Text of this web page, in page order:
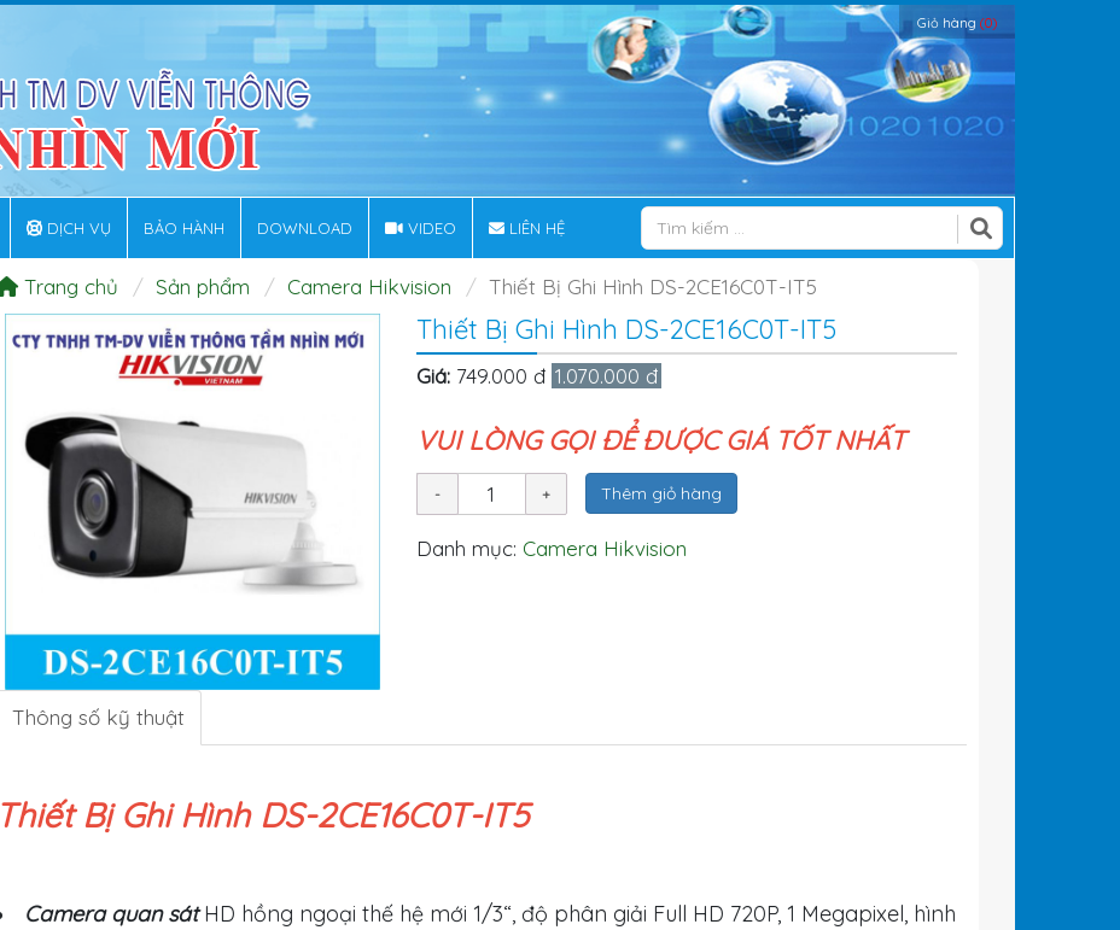
Giỏ hàng (0)
DỊCH VỤ BẢO HÀNH DOWNLOAD VIDEO LIÊN HỆ
Trang chủ Sản phẩm Camera Hikvision Thiết Bị Ghi Hình DS-2CE16C0T-IT5
Thiết Bị Ghi Hình DS-2CE16C0T-IT5
Giá: 749.000 đ 1.070.000 đ
VUI LÒNG GỌI ĐỂ ĐƯỢC GIÁ TỐT NHẤT
Thêm giỏ hàng
Danh mục: Camera Hikvision
Thông số kỹ thuật
Thiết Bị Ghi Hình DS-2CE16C0T-IT5
Camera quan sátHD hồng ngoại thế hệ mới 1/3“, độ phân giải Full HD 720P, 1 Megapixel, hình